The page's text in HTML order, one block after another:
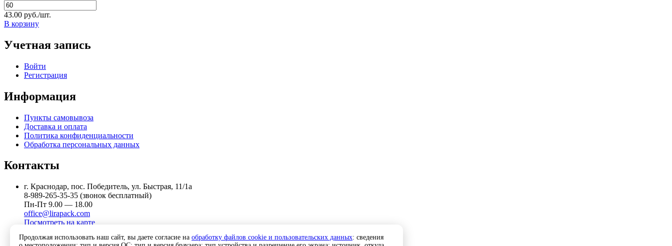
43.00 руб./шт.
В корзину
Учетная запись
Войти
Регистрация
Информация
Пункты самовывоза
Доставка и оплата
Политика конфиденциальности
Обработка персональных данных
Контакты
г. Краснодар, пос. Победитель, ул. Быстрая, 11/1а
8-989-265-35-35 (звонок бесплатный)
Пн-Пт 9.00 — 18.00
office@lirapack.com
Посмотреть на карте
Продолжая использовать наш сайт, вы даете согласие на обработку файлов cookie и пользовательских данных: сведения